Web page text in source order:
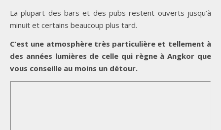
La plupart des bars et des pubs restent ouverts jusqu’à
minuit et certains beaucoup plus tard.
C’est une atmosphère très particulière et tellement à
des années lumières de celle qui règne à Angkor que
vous conseille au moins un détour.